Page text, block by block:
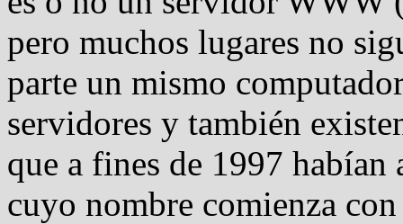
pero muchos lugares no
parte un mismo
servidores y también
que a fines de 1997
cuyo nombre comienza